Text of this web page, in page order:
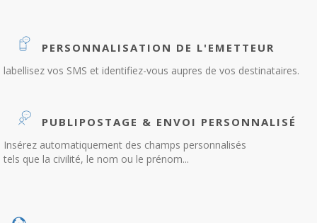
PERSONNALISATION DE L'EMETTEUR
labellisez vos SMS et identifiez-vous aupres de vos destinataires.
PUBLIPOSTAGE & ENVOI PERSONNALISÉ
Insérez automatiquement des champs personnalisés
tels que la civilité, le nom ou le prénom...